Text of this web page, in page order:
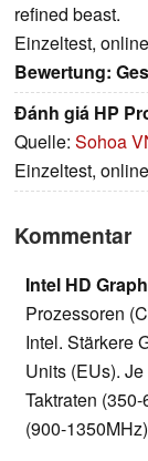
refined beast.
Einzeltest,
Bewertung:
Đánh giá HP
Quelle: Sohoa
Einzeltest,
Kommentar
Intel HD
Prozessoren
Intel. Stärkere
Units (EUs).
Taktraten
(900-